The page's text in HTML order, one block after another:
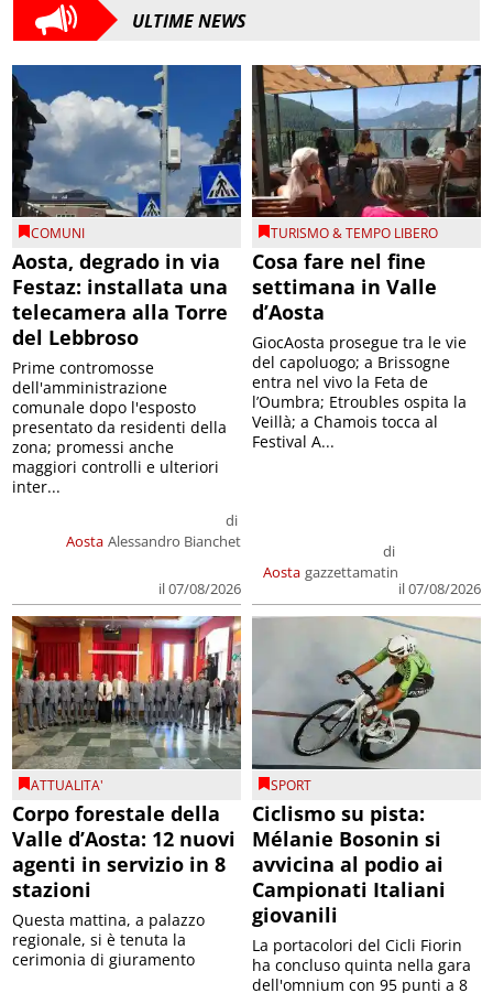
ULTIME NEWS
COMUNI
Aosta, degrado in via
Festaz: installata una
telecamera alla Torre
del Lebbroso
Aosta
di
Alessandro Bianchet
il 07/08/2026
Prime contromosse
dell'amministrazione
comunale dopo l'esposto
presentato da residenti della
zona; promessi anche
maggiori controlli e ulteriori
inter...
TURISMO & TEMPO LIBERO
Cosa fare nel fine
settimana in Valle
d’Aosta
Aosta
di
gazzettamatin
il 07/08/2026
GiocAosta prosegue tra le vie
del capoluogo; a Brissogne
entra nel vivo la Feta de
l’Oumbra; Etroubles ospita la
Veillà; a Chamois tocca al
Festival A...
ATTUALITA'
Corpo forestale della
Valle d’Aosta: 12 nuovi
agenti in servizio in 8
stazioni
Questa mattina, a palazzo
regionale, si è tenuta la
cerimonia di giuramento
SPORT
Ciclismo su pista:
Mélanie Bosonin si
avvicina al podio ai
Campionati Italiani
giovanili
La portacolori del Cicli Fiorin
ha concluso quinta nella gara
dell'omnium con 95 punti a 8